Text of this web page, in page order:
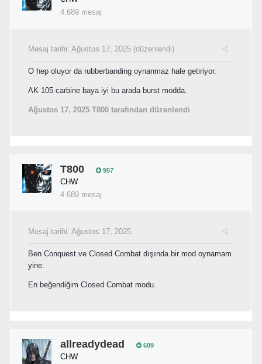
4.689 mesaj
Mesaj tarihi: Ağustos 17, 2025 (düzenlendi)
O hep oluyor da rubberbanding oynanmaz hale getiriyor.
AK 105 carbine baya iyi bu arada burst modda.
Ağustos 17, 2025 T800 tarafından düzenlendi
T800 957
CHW
4.689 mesaj
Mesaj tarihi: Ağustos 17, 2025
Ben Conquest ve Closed Combat dışında bir mod oynamam
yine.
En beğendiğim Closed Combat modu.
allreadydead 609
CHW